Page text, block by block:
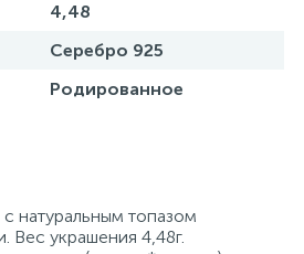
4,48
Серебро 925
Родированное
натуральным топазом
Вес украшения 4,48г.